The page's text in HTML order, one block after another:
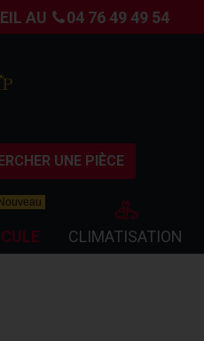
AU 04 76 49 49 54
UNE PIÈCE
Nouveau
CLIMATISATION